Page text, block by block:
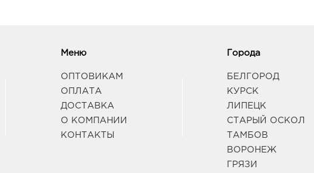
г
Меню
ОПТОВИКАМ
ОПЛАТА
ДОСТАВКА
О КОМПАНИИ
КОНТАКТЫ
Города
БЕЛГОРОД
КУРСК
ЛИПЕЦК
СТАРЫЙ ОСКОЛ
ТАМБОВ
ВОРОНЕЖ
ГРЯЗИ